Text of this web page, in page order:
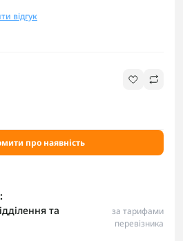
відгук
про наявність
та
за тарифами
перевізника